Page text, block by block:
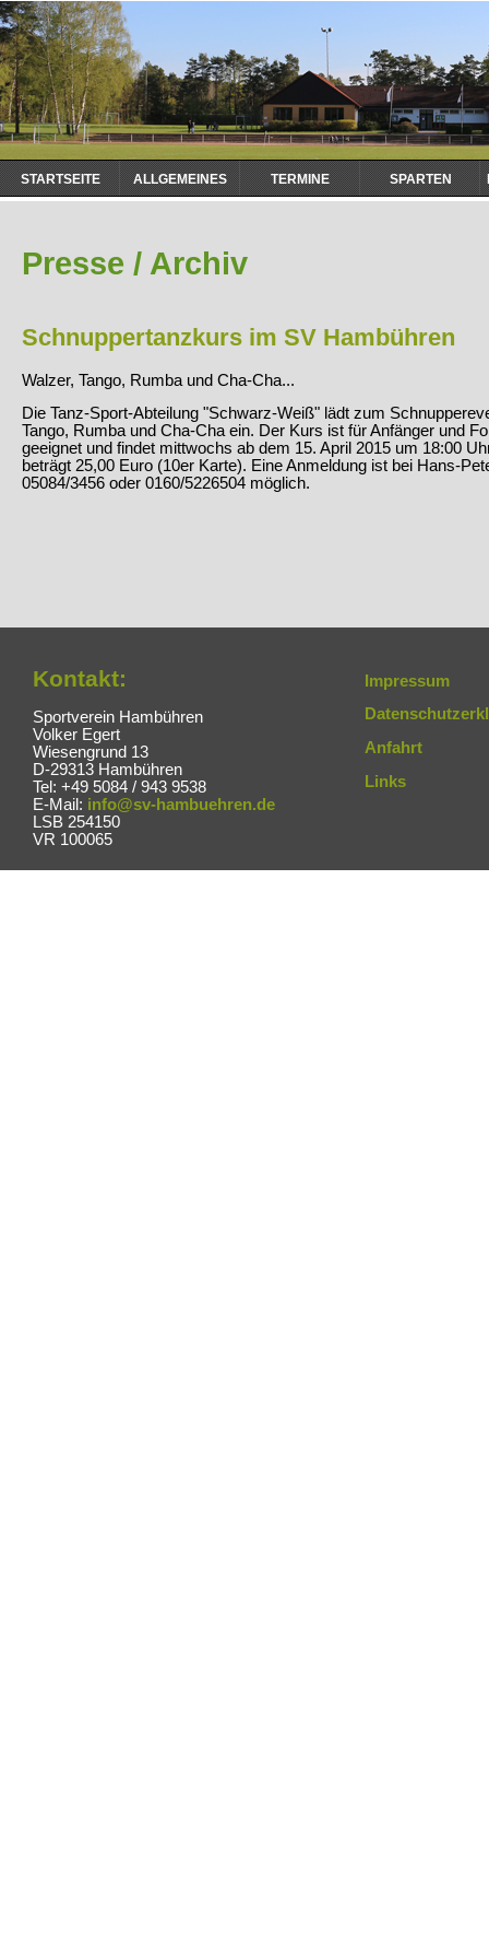
Navigation
überspringen
STARTSEITE ALLGEMEINES TERMINE SPARTEN
Presse / Archiv
Schnuppertanzkurs im SV Hambühren
Walzer, Tango, Rumba und Cha-Cha...
Die Tanz-Sport-Abteilung "Schwarz-Weiß" lädt zum
Tango, Rumba und Cha-Cha ein. Der Kurs ist für Anfänger und
geeignet und findet mittwochs ab dem 15. April 2015 um 18:00
beträgt 25,00 Euro (10er Karte). Eine Anmeldung ist bei Hans-
05084/3456 oder 0160/5226504 möglich.
Kontakt:
Sportverein Hambühren
Volker Egert
Wiesengrund 13
D-29313 Hambühren
Tel: +49 5084 / 943 9538
E-Mail: info@sv-hambuehren.de
LSB 254150
VR 100065
Impressum
Anfahrt
Links